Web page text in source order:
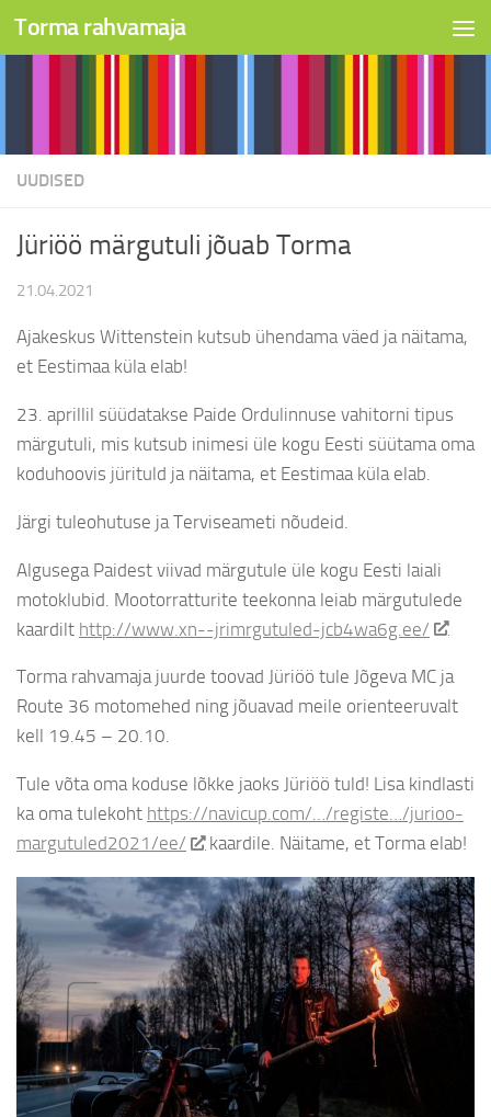
Skip to content
Torma rahvamaja
UUDISED
Jüriöö märgutuli jõuab Torma
21.04.2021
Ajakeskus Wittenstein kutsub ühendama väed ja näitama,
et Eestimaa küla elab!
23. aprillil süüdatakse Paide Ordulinnuse vahitorni tipus
märgutuli, mis kutsub inimesi üle kogu Eesti süütama oma
koduhoovis jürituld ja näitama, et Eestimaa küla elab.
Järgi tuleohutuse ja Terviseameti nõudeid.
Algusega Paidest viivad märgutule üle kogu Eesti laiali
motoklubid. Mootorratturite teekonna leiab märgutulede
kaardilt http://www.xn--jrimrgutuled-jcb4wa6g.ee/
Torma rahvamaja juurde toovad Jüriöö tule Jõgeva MC ja
Route 36 motomehed ning jõuavad meile orienteeruvalt
kell 19.45 – 20.10.
Tule võta oma koduse lõkke jaoks Jüriöö tuld! Lisa kindlasti
ka oma tulekoht https://navicup.com/…/registe…/jurioo-
margutuled2021/ee/
kaardile. Näitame, et Torma elab!